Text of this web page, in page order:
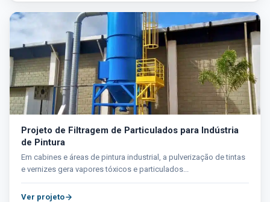
Projeto de Filtragem de Particulados para Indústria
de Pintura
Em cabines e áreas de pintura industrial, a pulverização de tintas
e vernizes gera vapores tóxicos e particulados...
Ver projeto